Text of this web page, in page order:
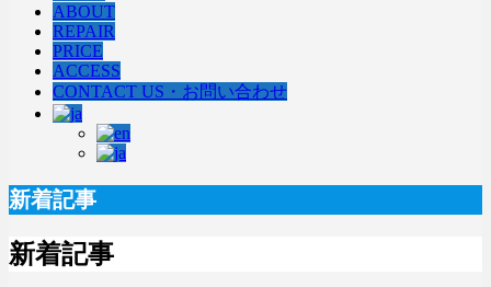
ABOUT
REPAIR
PRICE
ACCESS
CONTACT US・お問い合わせ
新着記事
新着記事